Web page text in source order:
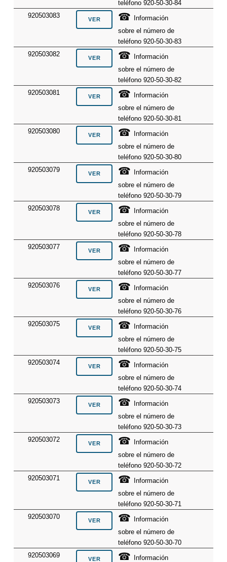
teléfono 920-50-30-84
920503083
☎ Información
sobre el número de
teléfono 920-50-30-83
920503082
☎ Información
sobre el número de
teléfono 920-50-30-82
920503081
☎ Información
sobre el número de
teléfono 920-50-30-81
920503080
☎ Información
sobre el número de
teléfono 920-50-30-80
920503079
☎ Información
sobre el número de
teléfono 920-50-30-79
920503078
☎ Información
sobre el número de
teléfono 920-50-30-78
920503077
☎ Información
sobre el número de
teléfono 920-50-30-77
920503076
☎ Información
sobre el número de
teléfono 920-50-30-76
920503075
☎ Información
sobre el número de
teléfono 920-50-30-75
920503074
☎ Información
sobre el número de
teléfono 920-50-30-74
920503073
☎ Información
sobre el número de
teléfono 920-50-30-73
920503072
☎ Información
sobre el número de
teléfono 920-50-30-72
920503071
☎ Información
sobre el número de
teléfono 920-50-30-71
920503070
☎ Información
sobre el número de
teléfono 920-50-30-70
920503069
☎ Información